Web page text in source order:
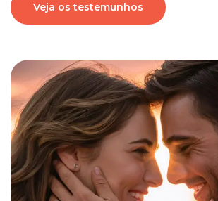
Veja os testemunhos